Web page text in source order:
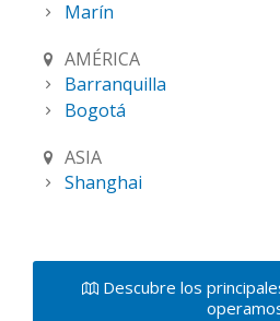
Marín
AMÉRICA
Barranquilla
Bogotá
ASIA
Shanghai
Descubre los